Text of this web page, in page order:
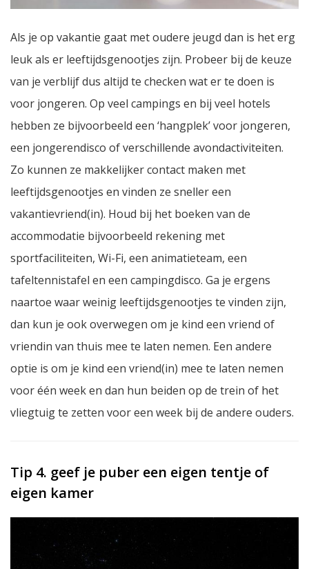
Als je op vakantie gaat met oudere jeugd dan is het erg
leuk als er leeftijdsgenootjes zijn. Probeer bij de keuze
van je verblijf dus altijd te checken wat er te doen is
voor jongeren. Op veel campings en bij veel hotels
hebben ze bijvoorbeeld een ‘hangplek’ voor jongeren,
een jongerendisco of verschillende avondactiviteiten.
Zo kunnen ze makkelijker contact maken met
leeftijdsgenootjes en vinden ze sneller een
vakantievriend(in). Houd bij het boeken van de
accommodatie bijvoorbeeld rekening met
sportfaciliteiten, Wi-Fi, een animatieteam, een
tafeltennistafel en een campingdisco. Ga je ergens
naartoe waar weinig leeftijdsgenootjes te vinden zijn,
dan kun je ook overwegen om je kind een vriend of
vriendin van thuis mee te laten nemen. Een andere
optie is om je kind een vriend(in) mee te laten nemen
voor één week en dan hun beiden op de trein of het
vliegtuig te zetten voor een week bij de andere ouders.
Tip 4. geef je puber een eigen tentje of
eigen kamer